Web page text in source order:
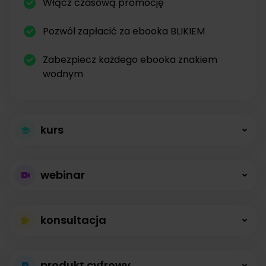
Pozwól zapłacić za ebooka BLIKIEM
Zabezpiecz każdego ebooka znakiem
wodnym
kurs
kursów
Kursy online z modułami, lekcjami, nagraniami i
opisami dostępne od zaraz.
webinar
bez limitów
konsultacja